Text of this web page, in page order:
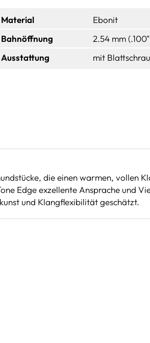
Material
Ebonit
Bahnöffnung
2.54 mm
Ausstattung
mit
die einen warmen, vollen
Edge exzellente Ansprache und
und Klangflexibilität geschätzt.